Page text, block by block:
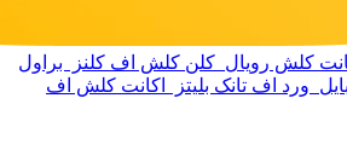
کلش رویال کلن کلش اف کلنز
براول
ورد اف تانک بلیتز
اکانت کلش اف